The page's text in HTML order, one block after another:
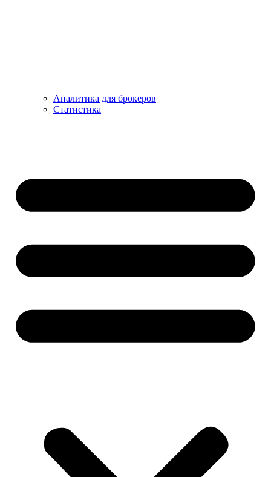
Аналитика для брокеров
Статистика